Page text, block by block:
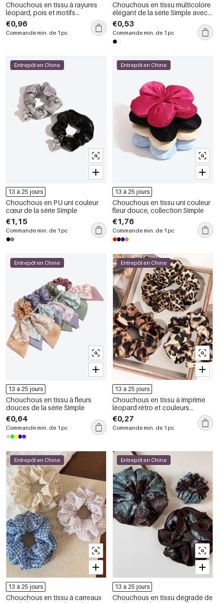
Chouchous en tissu à rayures
léopard, pois et motifs
multicolores de la collection
Simple Series Daily
€0,96
Commande min. de 1 pc
Chouchous en tissu multicolore
élégant de la série Simple avec
perles artificielles
€0,53
Commande min. de 1 pc
Entrepôt en Chine
13 à 25 jours
Chouchous en PU uni couleur
cœur de la série Simple
€1,15
Commande min. de 1 pc
Entrepôt en Chine
13 à 25 jours
Chouchous en tissu uni couleur
fleur douce, collection Simple
€1,76
Commande min. de 1 pc
Entrepôt en Chine
13 à 25 jours
Chouchous en tissu à fleurs
douces de la série Simple
€0,64
Commande min. de 1 pc
Entrepôt en Chine
13 à 25 jours
Chouchous en tissu à imprimé
léopard rétro et couleurs
assorties de la série Simple
€0,27
Commande min. de 1 pc
Entrepôt en Chine
13 à 25 jours
Chouchous en tissu à carreaux
Entrepôt en Chine
13 à 25 jours
Chouchous en tissu dégradé de